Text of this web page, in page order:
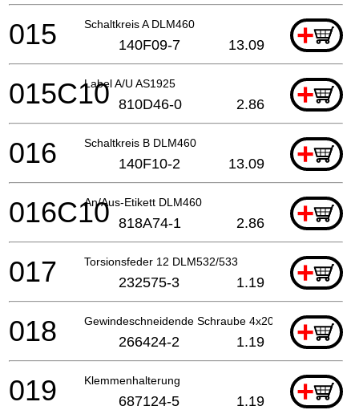
Schaltkreis A DLM460 +
015 140F09-7 13.09
Label A/U AS1925 +
015C10 810D46-0 2.86
Schaltkreis B DLM460 +
016 140F10-2 13.09
An/Aus-Etikett DLM460 +
016C10 818A74-1 2.86
Torsionsfeder 12 DLM532/533 +
017 232575-3 1.19
Gewindeschneidende Schraube 4x20 +
018 266424-2 1.19
Klemmenhalterung +
019 687124-5 1.19